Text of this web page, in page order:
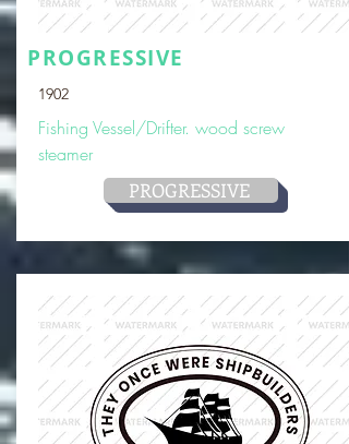
PROGRESSIVE
1902
Fishing Vessel/Drifter. wood screw
steamer
PROGRESSIVE